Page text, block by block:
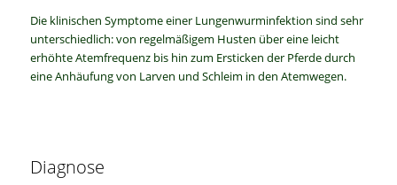
Die klinischen Symptome einer Lungenwurminfektion sind sehr
unterschiedlich: von regelmäßigem Husten über eine leicht
erhöhte Atemfrequenz bis hin zum Ersticken der Pferde durch
eine Anhäufung von Larven und Schleim in den Atemwegen.
Diagnose